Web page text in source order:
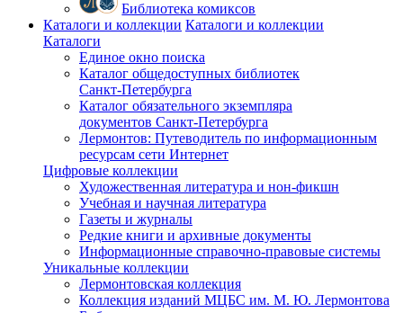
Библиотека комиксов
Каталоги и коллекции Каталоги и коллекции
Каталоги
Единое окно поиска
Каталог общедоступных библиотек
Санкт-Петербурга
Каталог обязательного экземпляра
документов Санкт-Петербурга
Лермонтов: Путеводитель по информационным
ресурсам сети Интернет
Цифровые коллекции
Художественная литература и нон-фикшн
Учебная и научная литература
Газеты и журналы
Редкие книги и архивные документы
Информационные справочно-правовые системы
Уникальные коллекции
Лермонтовская коллекция
Коллекция изданий МЦБС им. М. Ю. Лермонтова